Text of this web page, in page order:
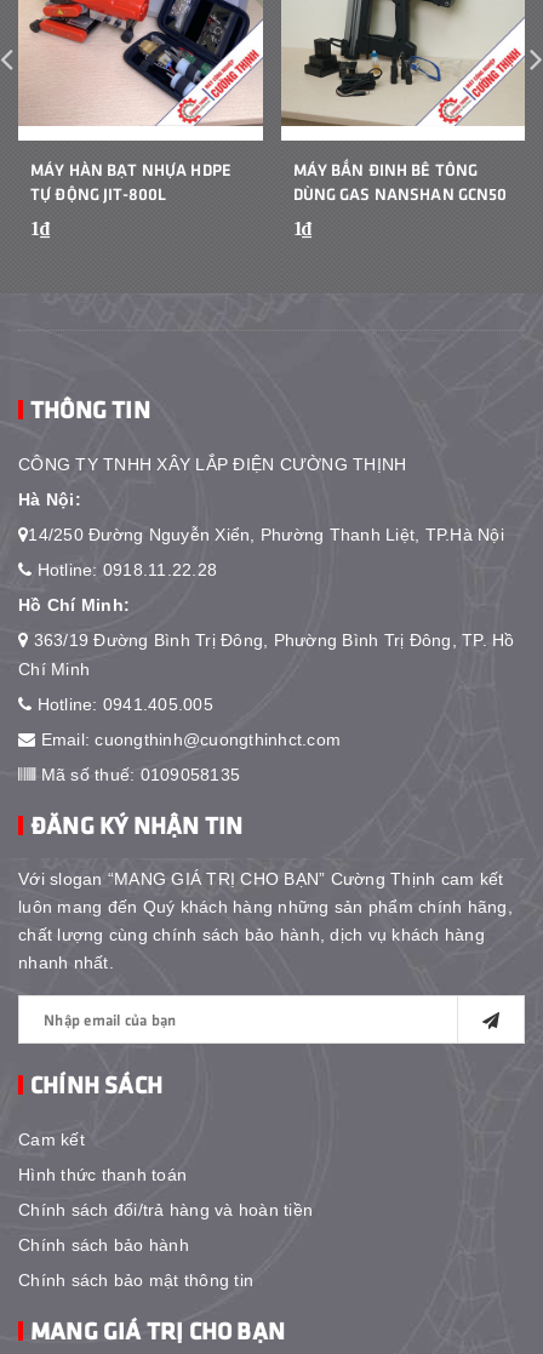
MÁY HÀN BẠT NHỰA HDPE
TỰ ĐỘNG JIT-800L
1₫
MÁY BẮN ĐINH BÊ TÔNG
DÙNG GAS NANSHAN GCN50
1₫
THÔNG TIN
CÔNG TY TNHH XÂY LẮP ĐIỆN CƯỜNG THỊNH
Hà Nội:
14/250 Đường Nguyễn Xiển, Phường Thanh Liệt, TP.Hà Nội
Hotline: 0918.11.22.28
Hồ Chí Minh:
363/19 Đường Bình Trị Đông, Phường Bình Trị Đông, TP. Hồ
Chí Minh
Hotline: 0941.405.005
Email:cuongthinh@cuongthinhct.com
Mã số thuế: 0109058135
ĐĂNG KÝ NHẬN TIN
Với slogan “MANG GIÁ TRỊ CHO BẠN” Cường Thịnh cam kết
luôn mang đến Quý khách hàng những sản phẩm chính hãng,
chất lượng cùng chính sách bảo hành, dịch vụ khách hàng
nhanh nhất.
CHÍNH SÁCH
Cam kết
Hình thức thanh toán
Chính sách đổi/trả hàng và hoàn tiền
Chính sách bảo hành
Chính sách bảo mật thông tin
MANG GIÁ TRỊ CHO BẠN